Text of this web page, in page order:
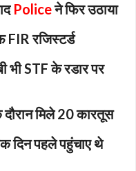
Policeने फिर उठाया
FIR रजिस्टर्ड
भी STF के रडार पर
मिले 20 कारतूस
दिन पहले पहुंचाए थे